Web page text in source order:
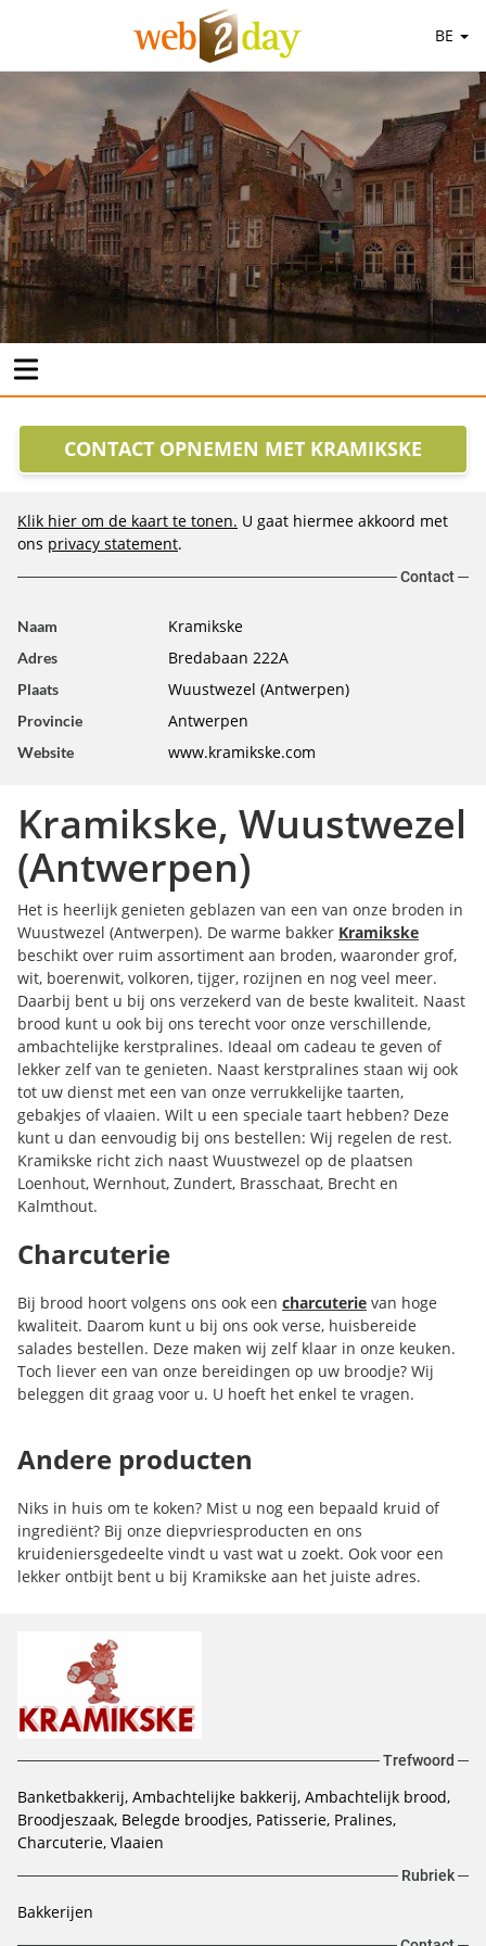
BE
CONTACT OPNEMEN MET KRAMIKSKE
Klik hier om de kaart te tonen. U gaat hiermee akkoord met
ons privacy statement.
Contact
Naam Kramikske
Adres Bredabaan 222A
Plaats Wuustwezel (Antwerpen)
Provincie Antwerpen
Website www.kramikske.com
Kramikske, Wuustwezel
(Antwerpen)
Het is heerlijk genieten geblazen van een van onze broden in
Wuustwezel (Antwerpen). De warme bakker Kramikske
beschikt over ruim assortiment aan broden, waaronder grof,
wit, boerenwit, volkoren, tijger, rozijnen en nog veel meer.
Daarbij bent u bij ons verzekerd van de beste kwaliteit. Naast
brood kunt u ook bij ons terecht voor onze verschillende,
ambachtelijke kerstpralines. Ideaal om cadeau te geven of
lekker zelf van te genieten. Naast kerstpralines staan wij ook
tot uw dienst met een van onze verrukkelijke taarten,
gebakjes of vlaaien. Wilt u een speciale taart hebben? Deze
kunt u dan eenvoudig bij ons bestellen: Wij regelen de rest.
Kramikske richt zich naast Wuustwezel op de plaatsen
Loenhout, Wernhout, Zundert, Brasschaat, Brecht en
Kalmthout.
Charcuterie
Bij brood hoort volgens ons ook een charcuterie van hoge
kwaliteit. Daarom kunt u bij ons ook verse, huisbereide
salades bestellen. Deze maken wij zelf klaar in onze keuken.
Toch liever een van onze bereidingen op uw broodje? Wij
beleggen dit graag voor u. U hoeft het enkel te vragen.
Andere producten
Niks in huis om te koken? Mist u nog een bepaald kruid of
ingrediënt? Bij onze diepvriesproducten en ons
kruideniersgedeelte vindt u vast wat u zoekt. Ook voor een
lekker ontbijt bent u bij Kramikske aan het juiste adres.
Trefwoord
Banketbakkerij, Ambachtelijke bakkerij, Ambachtelijk brood,
Broodjeszaak, Belegde broodjes, Patisserie, Pralines,
Charcuterie, Vlaaien
Rubriek
Bakkerijen